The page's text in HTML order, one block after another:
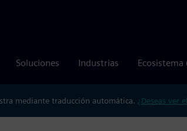
Soluciones Industrias Ecosistema
mediante traducción automática. ¿Deseas ver